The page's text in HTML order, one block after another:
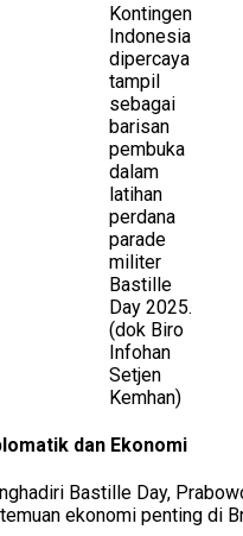
Kontingen
Indonesia
dipercaya
tampil
sebagai
barisan
pembuka
dalam
latihan
perdana
parade
militer
Bastille
Day 2025.
(dok Biro
Infohan
Setjen
Kemhan)
dan Ekonomi
Bastille Day,
ekonomi penting di